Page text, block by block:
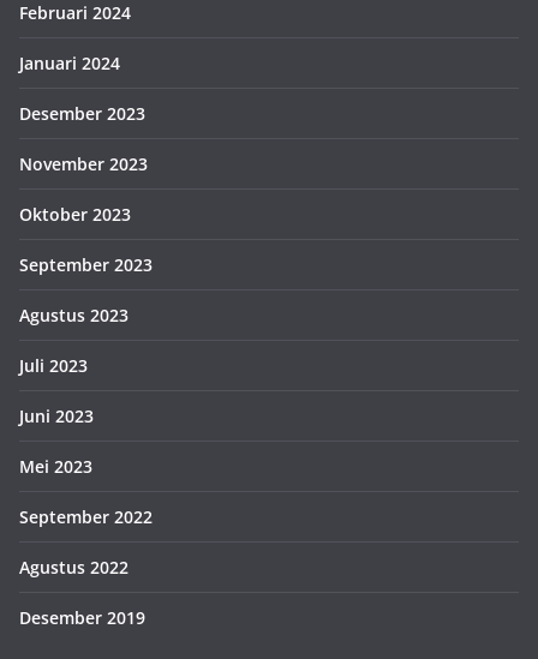
Februari 2024
Januari 2024
Desember 2023
November 2023
Oktober 2023
September 2023
Agustus 2023
Juli 2023
Juni 2023
Mei 2023
September 2022
Agustus 2022
Desember 2019